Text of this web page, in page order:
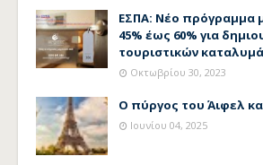
ΕΣΠΑ: Νέο πρόγραμμα
45% έως 60% για
τουριστικών
Οκτωβρίου 30, 2023
Ο πύργος του Άιφελ
Ιουνίου 04, 2025